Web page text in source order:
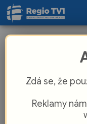
naklánělo z
Zdá se, že
Reklamy